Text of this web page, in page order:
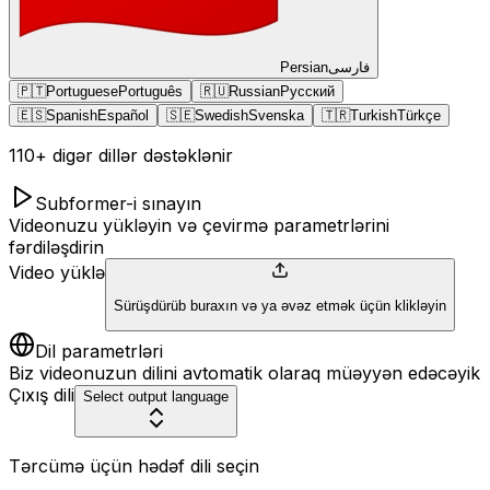
Persianفارسی
🇵🇹PortuguesePortuguês 🇷🇺RussianРусский
🇪🇸SpanishEspañol 🇸🇪SwedishSvenska 🇹🇷TurkishTürkçe
110+ digər dillər dəstəklənir
Subformer-i sınayın
Videonuzu yükləyin və çevirmə parametrlərini
fərdiləşdirin
Video yüklə
Sürüşdürüb buraxın və ya əvəz etmək üçün klikləyin
Dil parametrləri
Biz videonuzun dilini avtomatik olaraq müəyyən edəcəyik
Çıxış dili Select output language
Tərcümə üçün hədəf dili seçin